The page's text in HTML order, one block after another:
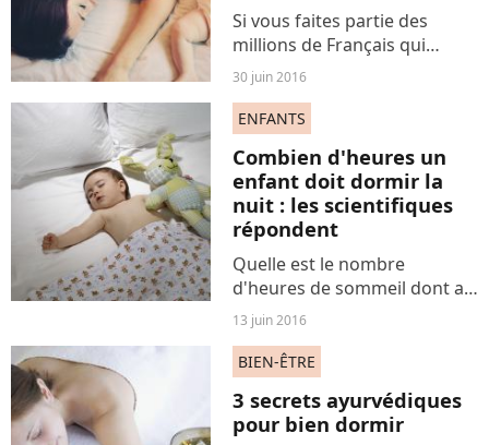
Si vous faites partie des
millions de Français qui
peinent chaque soir à trouver
le sommeil, voici une vidéo
qui devrait vous aider à vous
relaxer et à tomber plus
facilement dans...
30 juin 2016
ENFANTS
Combien d'heures un
enfant doit dormir la
nuit : les scientifiques
répondent
Quelle est le nombre
d'heures de sommeil dont a
besoin l'enfant pour se sentir
en forme et en bonne santé ?
Des chercheurs américains
ont établi la durée idéale en
fonction de l'âge...
13 juin 2016
BIEN-ÊTRE
3 secrets ayurvédiques
pour bien dormir